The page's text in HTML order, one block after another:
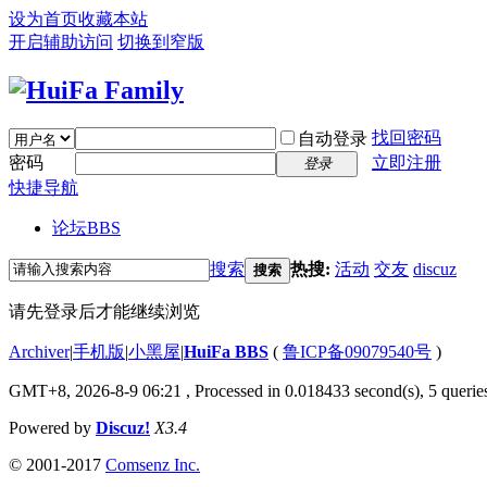
设为首页收藏本站
开启辅助访问 切换到窄版
自动登录 找回密码
密码
登录
立即注册
快捷导航
论坛BBS
搜索 搜索 热搜: 活动 交友 discuz
请先登录后才能继续浏览
Archiver|手机版|小黑屋|HuiFa BBS ( 鲁ICP备09079540号 )
GMT+8, 2026-8-9 06:21 , Processed in 0.018433 second(s), 5
Powered by Discuz! X3.4
© 2001-2017 Comsenz Inc.